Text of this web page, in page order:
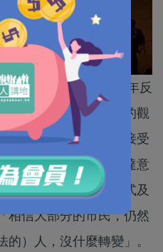
有序見稱，但自2019年反
外界對香港示威文化的觀
警司（行動）廖珈奇接受
為即使現今部分人表達意
助市民表達訴求的形式及
相信大部分的市民，仍然
）人，沒什麼轉變」。